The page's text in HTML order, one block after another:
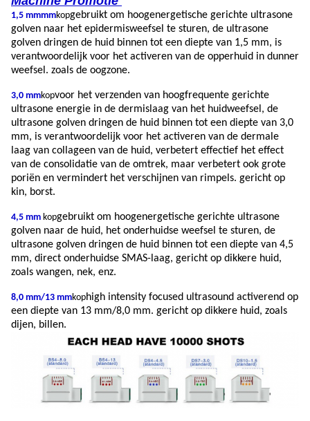
1,5 mmmmkopgebruikt om hoogenergetische gerichte ultrasone
golven naar het epidermisweefsel te sturen, de ultrasone
golven dringen de huid binnen tot een diepte van 1,5 mm, is
verantwoordelijk voor het activeren van de opperhuid in dunner
weefsel. zoals de oogzone.
3,0 mmkopvoor het verzenden van hoogfrequente gerichte
ultrasone energie in de dermislaag van het huidweefsel, de
ultrasone golven dringen de huid binnen tot een diepte van 3,0
mm, is verantwoordelijk voor het activeren van de dermale
laag van collageen van de huid, verbetert effectief het effect
van de consolidatie van de omtrek, maar verbetert ook grote
poriën en vermindert het verschijnen van rimpels. gericht op
kin, borst.
4,5 mm kopgebruikt om hoogenergetische gerichte ultrasone
golven naar de huid, het onderhuidse weefsel te sturen, de
ultrasone golven dringen de huid binnen tot een diepte van 4,5
mm, direct onderhuidse SMAS-laag, gericht op dikkere huid,
zoals wangen, nek, enz.
8,0 mm/13 mmkophigh intensity focused ultrasound activerend op
een diepte van 13 mm/8,0 mm. gericht op dikkere huid, zoals
dijen, billen.